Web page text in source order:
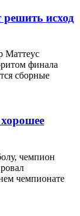
исход
Маттеус
финала
сборные
чемпион
чемпионате